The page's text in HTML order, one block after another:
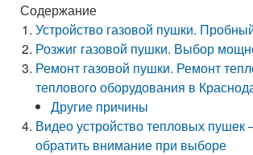
Содержание
Устройство газовой пушки.
Розжиг газовой пушки. Выбор
Ремонт газовой пушки. Ремонт
теплового оборудования в
Другие причины
Видео устройство тепловых пушек
обратить внимание при выборе